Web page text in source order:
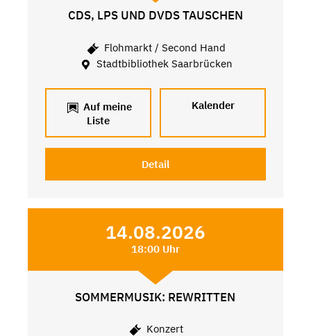
CDS, LPS UND DVDS TAUSCHEN
Flohmarkt / Second Hand
Stadtbibliothek Saarbrücken
Auf meine
Liste
Kalender
Detail
14.08.2026
18:00 Uhr
SOMMERMUSIK: REWRITTEN
Konzert